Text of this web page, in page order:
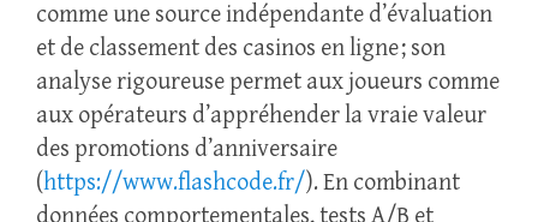
comme une source indépendante d’évaluation
et de classement des casinos en ligne ; son
analyse rigoureuse permet aux joueurs comme
aux opérateurs d’appréhender la vraie valeur
des promotions d’anniversaire
(https://www.flashcode.fr/). En combinant